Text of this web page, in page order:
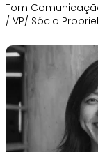
Tom
/ VP/ Sócio